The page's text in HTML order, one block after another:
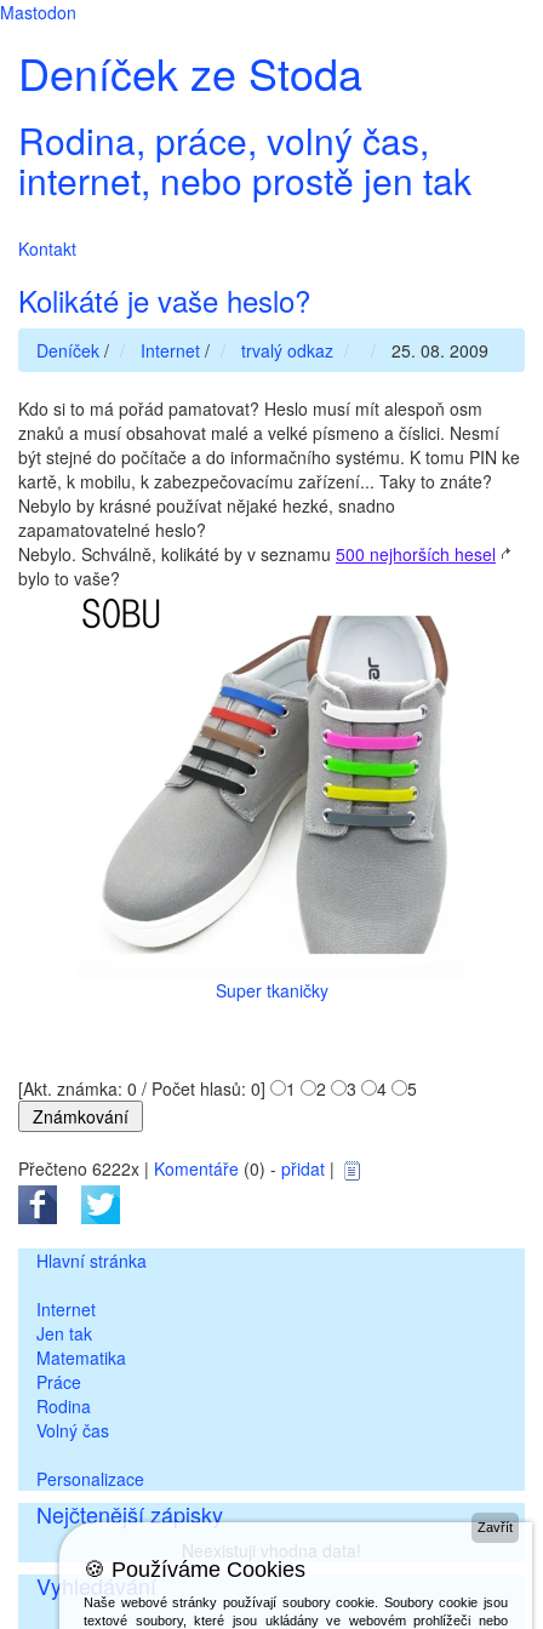
Mastodon
Deníček ze Stoda
Rodina, práce, volný čas,
internet, nebo prostě jen tak
Kontakt
Kolikáté je vaše heslo?
Deníček / Internet / trvalý odkaz 25. 08. 2009
Kdo si to má pořád pamatovat? Heslo musí mít alespoň osm
znaků a musí obsahovat malé a velké písmeno a číslici. Nesmí
být stejné do počítače a do informačního systému. K tomu PIN ke
kartě, k mobilu, k zabezpečovacímu zařízení... Taky to znáte?
Nebylo by krásné používat nějaké hezké, snadno
zapamatovatelné heslo?
Nebylo. Schválně, kolikáté by v seznamu 500 nejhorších hesel
bylo to vaše?
Super tkaničky
[Akt. známka: 0 / Počet hlasů: 0] 1 2 3 4 5
Přečteno 6222x | Komentáře (0) - přidat |
Hlavní stránka
Internet
Jen tak
Matematika
Práce
Rodina
Volný čas
Personalizace
Nejčtenější zápisky
Neexistuji vhodna data!
Vyhledávání
Zavřít
🍪 Používáme Cookies
Naše webové stránky používají soubory cookie. Soubory cookie jsou
textové soubory, které jsou ukládány ve webovém prohlížeči nebo